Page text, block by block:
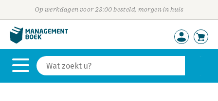
Op werkdagen voor 23:00 besteld, morgen in huis